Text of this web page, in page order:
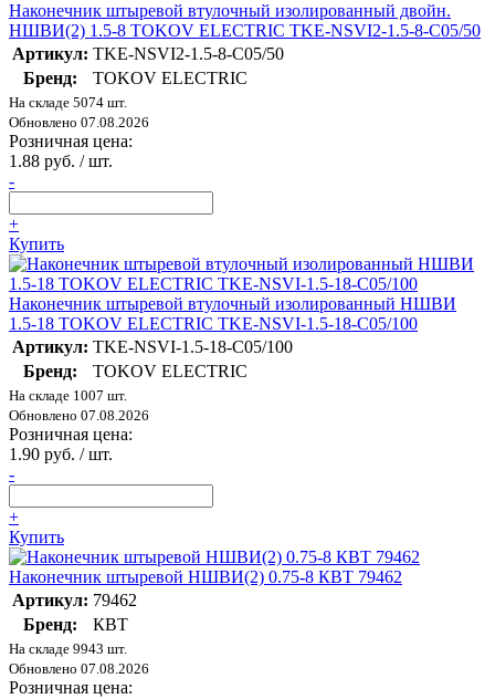
Наконечник штыревой втулочный изолированный двойн.
НШВИ(2) 1.5-8 TOKOV ELECTRIC TKE-NSVI2-1.5-8-C05/50
Артикул: TKE-NSVI2-1.5-8-C05/50
Бренд:
TOKOV ELECTRIC
На складе 5074 шт.
Обновлено 07.08.2026
Розничная цена:
1.88 руб. / шт.
-
+
Купить
Наконечник штыревой втулочный изолированный НШВИ
1.5-18 TOKOV ELECTRIC TKE-NSVI-1.5-18-C05/100
Артикул: TKE-NSVI-1.5-18-C05/100
Бренд:
TOKOV ELECTRIC
На складе 1007 шт.
Обновлено 07.08.2026
Розничная цена:
1.90 руб. / шт.
-
+
Купить
Наконечник штыревой НШВИ(2) 0.75-8 КВТ 79462
Артикул: 79462
Бренд:
КВТ
На складе 9943 шт.
Обновлено 07.08.2026
Розничная цена: